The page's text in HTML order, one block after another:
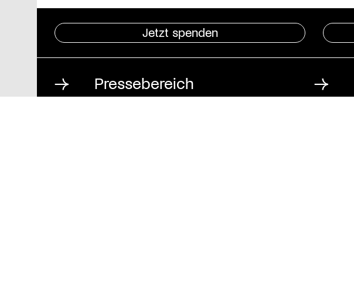
Jetzt spenden
Pressebereich
Impressum